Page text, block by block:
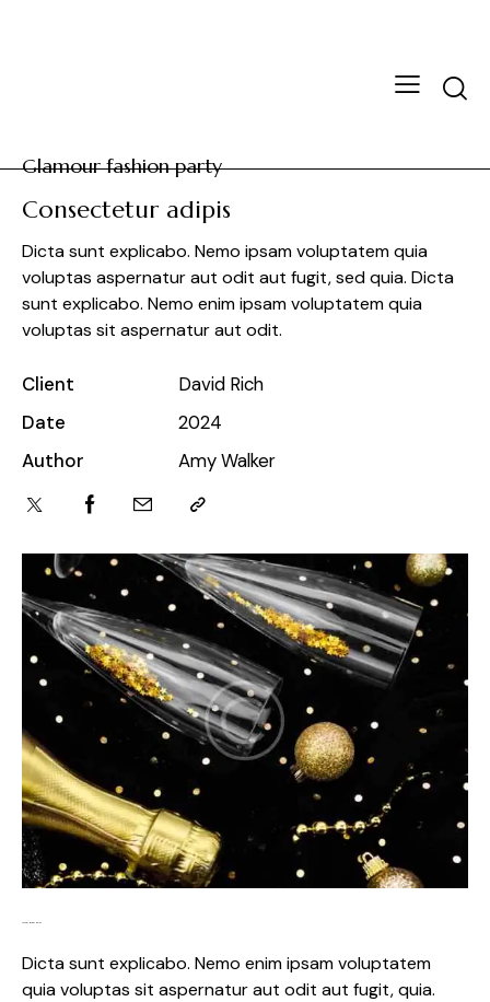
Glamour fashion party
Lorem ipsum dolor
Dicta sunt explicabo. Nemo enim ipsam voluptatem
quia voluptas sit aspernatur aut odit aut fugit, quia.
Consectetur adipis
Dicta sunt explicabo. Nemo ipsam voluptatem quia
voluptas aspernatur aut odit aut fugit, sed quia. Dicta
sunt explicabo. Nemo enim ipsam voluptatem quia
voluptas sit aspernatur aut odit.
Client
David Rich
Date
2024
Author
Amy Walker